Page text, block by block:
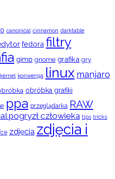
canonical cinnamon darktable
fedora filtry
gimp gnome grafika gry
kernel konwersja linux manjaro
obróbka grafiki
ppa przeglądarka RAW
pogryzł człowieka tips tricks
zdjęcia zdjęcia i